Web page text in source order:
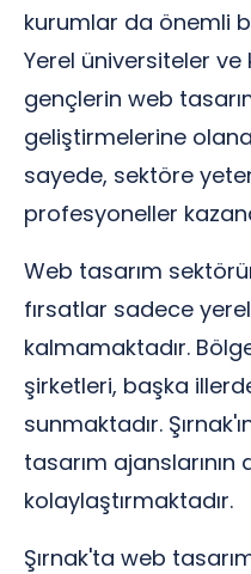
kurumlar da önemli
Yerel üniversiteler ve
gençlerin web
geliştirmelerine
sayede, sektöre
profesyoneller
Web tasarım
fırsatlar sadece yerel
kalmamaktadır.
şirketleri, başka
sunmaktadır.
tasarım
kolaylaştırmaktadır.
Şırnak'ta web